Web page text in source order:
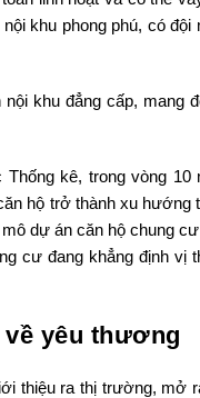
khu phong phú, có
khu đẳng cấp, mang
kê, trong vòng
hộ trở thành xu hướng
dự án căn hộ chung
cư đang khẳng định vị
yêu thương
thiệu ra thị trường, mở